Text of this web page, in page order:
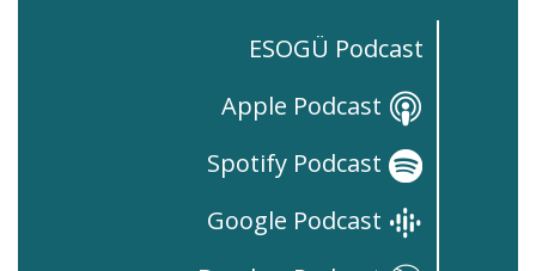
ESOGÜ Podcast
Apple Podcast
Spotify Podcast
Google Podcast